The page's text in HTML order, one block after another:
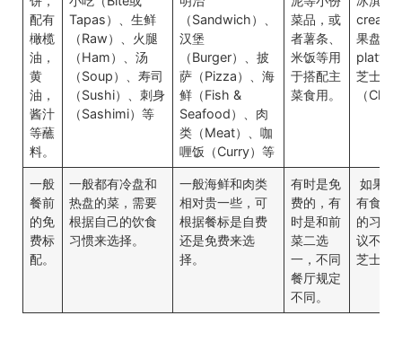
配有
橄榄
油，
黄
油，
酱汁
等蘸
料。
Tapas）、生鲜
（Raw）、火腿
（Ham）、汤
（Soup）、寿司
（Sushi）、刺身
（Sashimi）等
（Sandwich）、
汉堡
（Burger）、披
萨（Pizza）、海
鲜（Fish &
Seafood）、肉
类（Meat）、咖
喱饭（Curry）等
菜品，或
者薯条、
米饭等用
于搭配主
菜食用。
cream
果盘（
platter
芝士
（
一般
餐前
的免
费标
配。
一般都有冷盘和
热盘的菜，需要
根据自己的饮食
习惯来选择。
一般海鲜和肉类
相对贵一些，可
根据餐标是自费
还是免费来选
择。
有时是免
费的，有
时是和前
菜二选
一，不同
餐厅规定
不同。
如果平
有食用
的习惯
议不要
芝士拼